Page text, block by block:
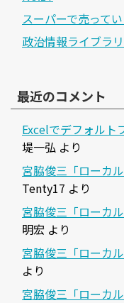
スーパーで売って
政治情報ライブラリ
最近のコメント
Excelでデフォルト
堤一弘 より
宮脇俊三「ローカ
Tenty17 より
宮脇俊三「ローカ
明宏 より
宮脇俊三「ローカ
より
宮脇俊三「ローカ